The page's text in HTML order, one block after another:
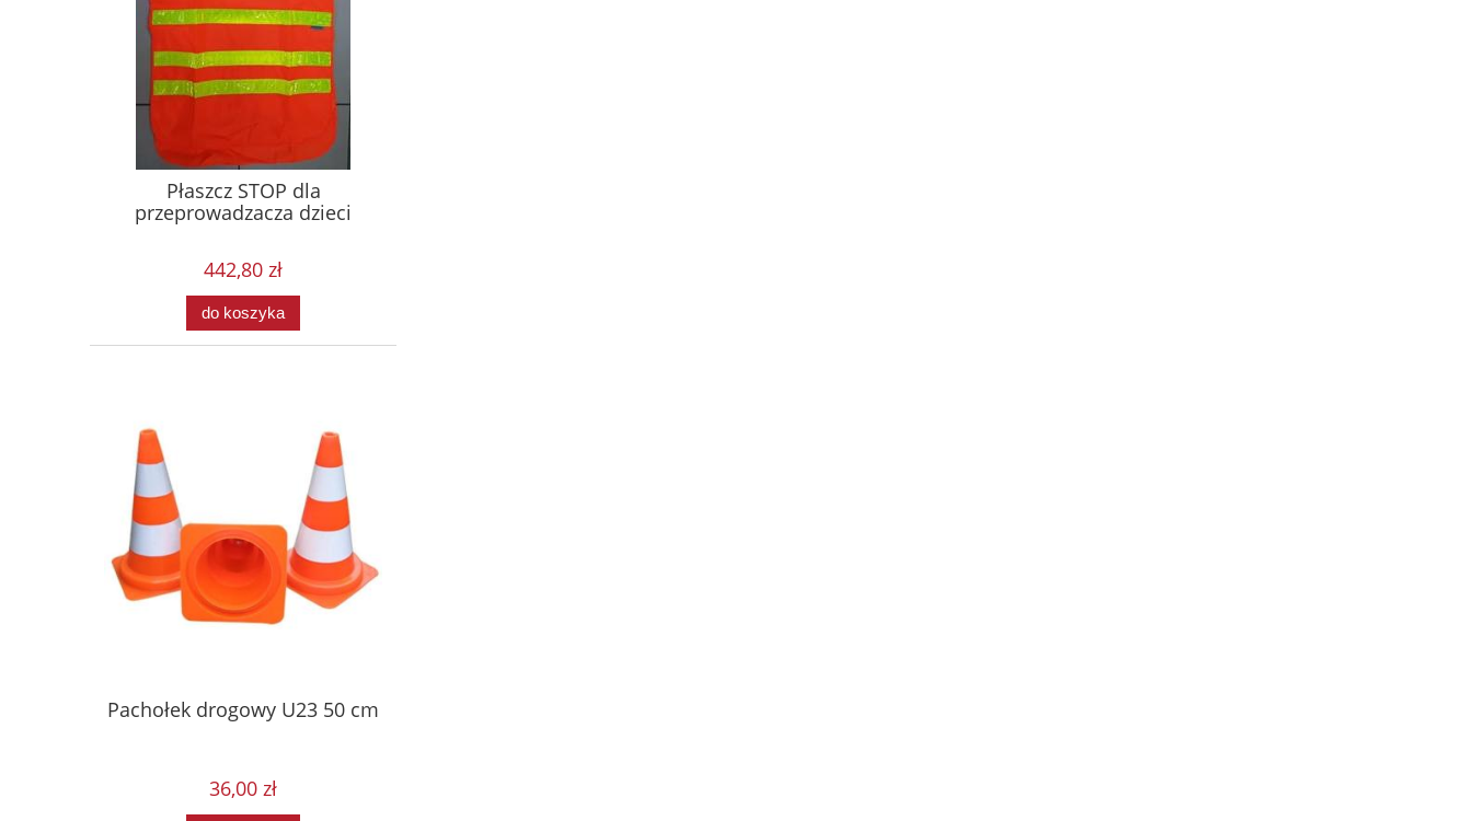
Płaszcz STOP dla
przeprowadzacza dzieci
442,80 zł
do koszyka
Pachołek drogowy U23 50 cm
36,00 zł